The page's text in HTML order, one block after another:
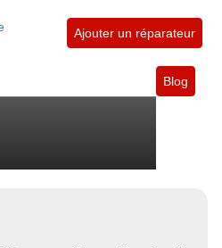
Ajouter un réparateur
Blog